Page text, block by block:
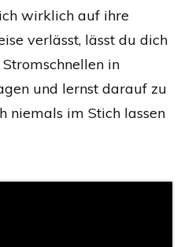
wirklich auf ihre
verlässt, lässt du dich
in
und lernst darauf zu
niemals im Stich lassen